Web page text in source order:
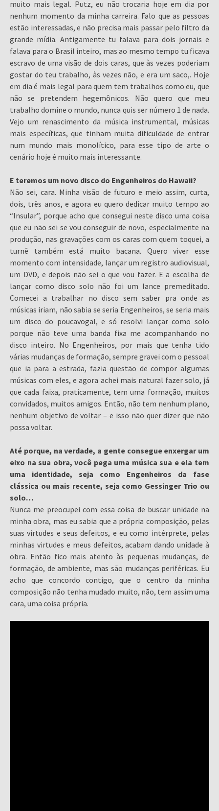
muito mais legal. Putz, eu não trocaria hoje em dia por
nenhum momento da minha carreira. Falo que as pessoas
estão interessadas, e não precisa mais passar pelo filtro da
grande mídia. Antigamente tu falava para dois jornais e
falava para o Brasil inteiro, mas ao mesmo tempo tu ficava
escravo de uma visão de dois caras, que às vezes poderiam
gostar do teu trabalho, às vezes não, e era um saco,. Hoje
em dia é mais legal para quem tem trabalhos como eu, que
não se pretendem hegemônicos. Não quero que meu
trabalho domine o mundo, nunca quis ser número 1 de nada.
Vejo um renascimento da música instrumental, músicas
mais específicas, que tinham muita dificuldade de entrar
num mundo mais monolítico, para esse tipo de arte o
cenário hoje é muito mais interessante.
E teremos um novo disco do Engenheiros do Hawaii?
Não sei, cara. Minha visão de futuro e meio assim, curta,
dois, três anos, e agora eu quero dedicar muito tempo ao
“Insular”, porque acho que consegui neste disco uma coisa
que eu não sei se vou conseguir de novo, especialmente na
produção, nas gravações com os caras com quem toquei, a
turnê também está muito bacana. Quero viver esse
momento com intensidade, lançar um registro audiovisual,
um DVD, e depois não sei o que vou fazer. E a escolha de
lançar como disco solo não foi um lance premeditado.
Comecei a trabalhar no disco sem saber pra onde as
músicas iriam, não sabia se seria Engenheiros, se seria mais
um disco do poucavogal, e só resolvi lançar como solo
porque não teve uma banda fixa me acompanhando no
disco inteiro. No Engenheiros, por mais que tenha tido
várias mudanças de formação, sempre gravei com o pessoal
que ia para a estrada, fazia questão de compor algumas
músicas com eles, e agora achei mais natural fazer solo, já
que cada faixa, praticamente, tem uma formação, muitos
convidados, muitos amigos. Então, não tem nenhum plano,
nenhum objetivo de voltar – e isso não quer dizer que não
possa voltar.
Até porque, na verdade, a gente consegue enxergar um
eixo na sua obra, você pega uma música sua e ela tem
uma identidade, seja como Engenheiros da fase
clássica ou mais recente, seja como Gessinger Trio ou
solo…
Nunca me preocupei com essa coisa de buscar unidade na
minha obra, mas eu sabia que a própria composição, pelas
suas virtudes e seus defeitos, e eu como intérprete, pelas
minhas virtudes e meus defeitos, acabam dando unidade à
obra. Então fico mais atento às pequenas mudanças, de
formação, de ambiente, mas são mudanças periféricas. Eu
acho que concordo contigo, que o centro da minha
composição não tenha mudado muito, não, tem assim uma
cara, uma coisa própria.